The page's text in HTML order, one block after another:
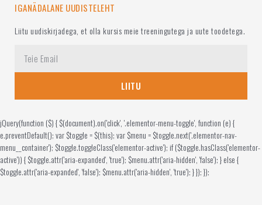
IGANÄDALANE UUDISTELEHT
Liitu uudiskirjadega, et olla kursis meie treeningutega ja uute toodetega.
LIITU
jQuery(function ($) { $(document).on('click', '.elementor-menu-toggle', function (e) {
e.preventDefault(); var $toggle = $(this); var $menu = $toggle.next('.elementor-nav-
menu__container'); $toggle.toggleClass('elementor-active'); if ($toggle.hasClass('elementor-
active')) { $toggle.attr('aria-expanded', 'true'); $menu.attr('aria-hidden', 'false'); } else {
$toggle.attr('aria-expanded', 'false'); $menu.attr('aria-hidden', 'true'); } }); });